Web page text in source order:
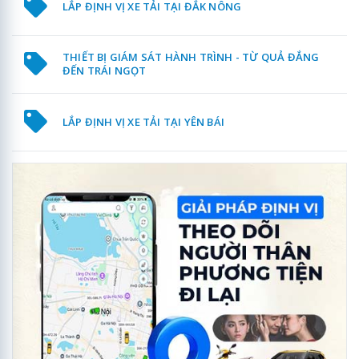
LẮP ĐỊNH VỊ XE TẢI TẠI ĐẮK NÔNG
THIẾT BỊ GIÁM SÁT HÀNH TRÌNH - TỪ QUẢ ĐẮNG
ĐẾN TRÁI NGỌT
LẮP ĐỊNH VỊ XE TẢI TẠI YÊN BÁI